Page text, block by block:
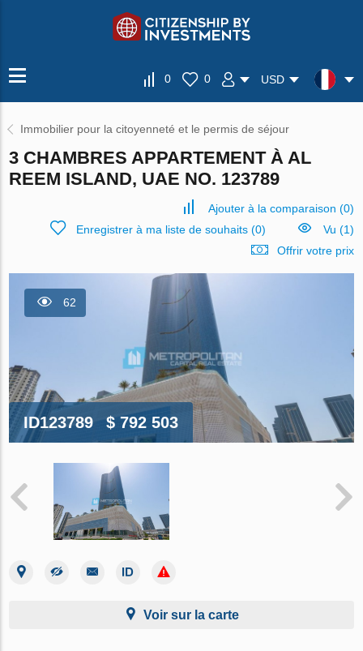
0 0 USD
Immobilier pour la citoyenneté et le permis de séjour
3 CHAMBRES APPARTEMENT À AL
REEM ISLAND, UAE NO. 123789
Ajouter à la comparaison (0)
Enregistrer à ma liste de souhaits(0)
Vu (1)
Offrir votre prix
62
ID123789 $ 792 503
Voir sur la carte